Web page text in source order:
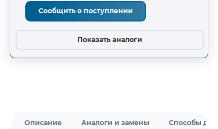
Сообщить о поступлении
Показать аналоги
Описание Аналоги и замены Способы